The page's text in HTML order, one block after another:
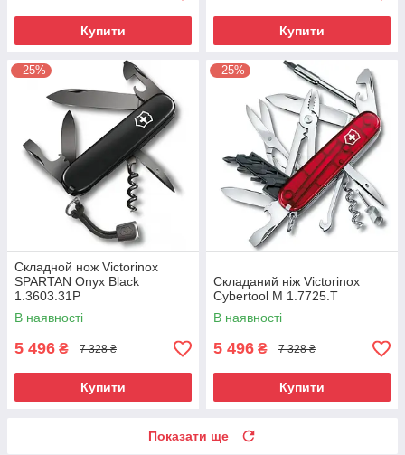
Купити Купити
–25%
Складной нож Victorinox
SPARTAN Onyx Black
1.3603.31P
В наявності
5 496 ₴ 7 328 ₴
Купити
–25%
Складаний ніж Victorinox
Cybertool M 1.7725.T
В наявності
5 496 ₴ 7 328 ₴
Купити
Показати ще